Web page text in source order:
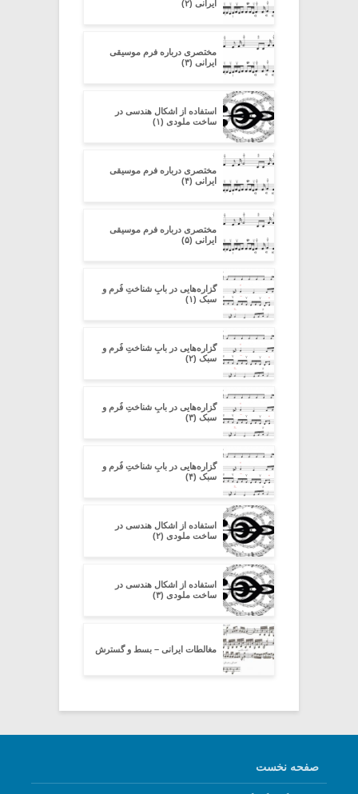
ایرانی (۲)
مختصری درباره فرم موسیقی
ایرانی (۳)
استفاده از اشکال هندسی در
ساخت ملودی (۱)
مختصری درباره فرم موسیقی
ایرانی (۴)
مختصری درباره فرم موسیقی
ایرانی (۵)
گزاره‌هایی در بابِ شناختِ فُرم و
سبک (۱)
گزاره‌هایی در بابِ شناختِ فُرم و
سبک (۲)
گزاره‌هایی در بابِ شناختِ فُرم و
سبک (۳)
گزاره‌هایی در بابِ شناختِ فُرم و
سبک (۴)
استفاده از اشکال هندسی در
ساخت ملودی (۲)
استفاده از اشکال هندسی در
ساخت ملودی (۳)
مغالطات ایرانی – بسط و گسترش
صفحه نخست